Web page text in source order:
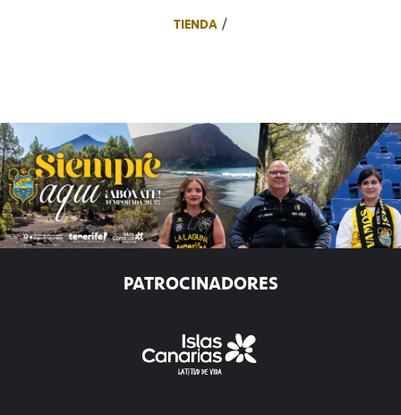
TIENDA
PATROCINADORES